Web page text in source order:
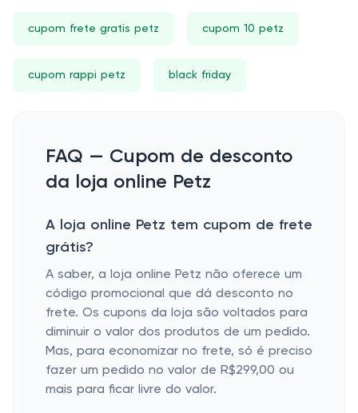
cupom frete gratis petz cupom 10 petz
cupom rappi petz black friday
FAQ — Cupom de desconto
da loja online Petz
A loja online Petz tem cupom de frete
grátis?
A saber, a loja online Petz não oferece um
código promocional que dá desconto no
frete. Os cupons da loja são voltados para
diminuir o valor dos produtos de um pedido.
Mas, para economizar no frete, só é preciso
fazer um pedido no valor de R$299,00 ou
mais para ficar livre do valor.